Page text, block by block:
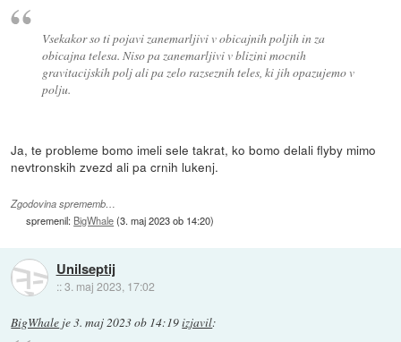
Vsekakor so ti pojavi zanemarljivi v obicajnih poljih in za
obicajna telesa. Niso pa zanemarljivi v blizini mocnih
gravitacijskih polj ali pa zelo razseznih teles, ki jih opazujemo v
polju.
Ja, te probleme bomo imeli sele takrat, ko bomo delali flyby mimo
nevtronskih zvezd ali pa crnih lukenj.
Zgodovina sprememb…
spremenil: BigWhale(3. maj 2023 ob 14:20)
Unilseptij
::3. maj 2023, 17:02
BigWhale je3. maj 2023 ob 14:19izjavil: